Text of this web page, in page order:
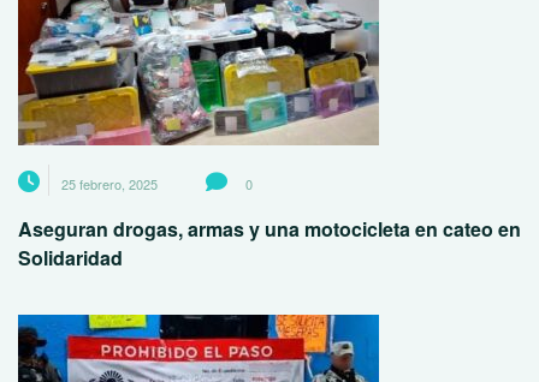
25 febrero, 2025 0
Aseguran drogas, armas y una motocicleta en cateo en
Solidaridad